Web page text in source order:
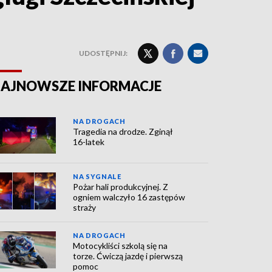
UDOSTĘPNIJ:
INFORMACJE
NA DROGACH
Tragedia na drodze. Zginął
16-latek
NA SYGNALE
Pożar hali produkcyjnej. Z
ogniem walczyło 16 zastępów
straży
NA DROGACH
Motocykliści szkolą się na
torze. Ćwiczą jazdę i pierwszą
pomoc